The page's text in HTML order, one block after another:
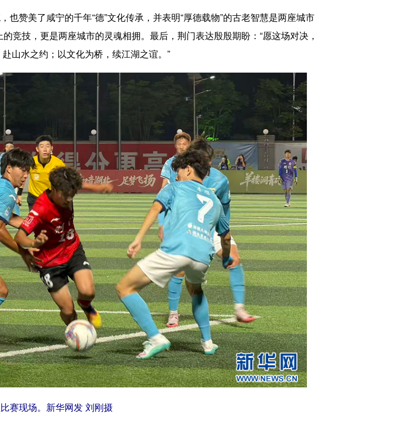
赞美了咸宁的千年“德”文化传承，并表明“厚德载物”的古老智慧是两座城市
竞技，更是两座城市的灵魂相拥。最后，荆门表达殷殷期盼：“愿这场对决，
山水之约；以文化为桥，续江湖之谊。”
赛现场。新华网发 刘刚摄